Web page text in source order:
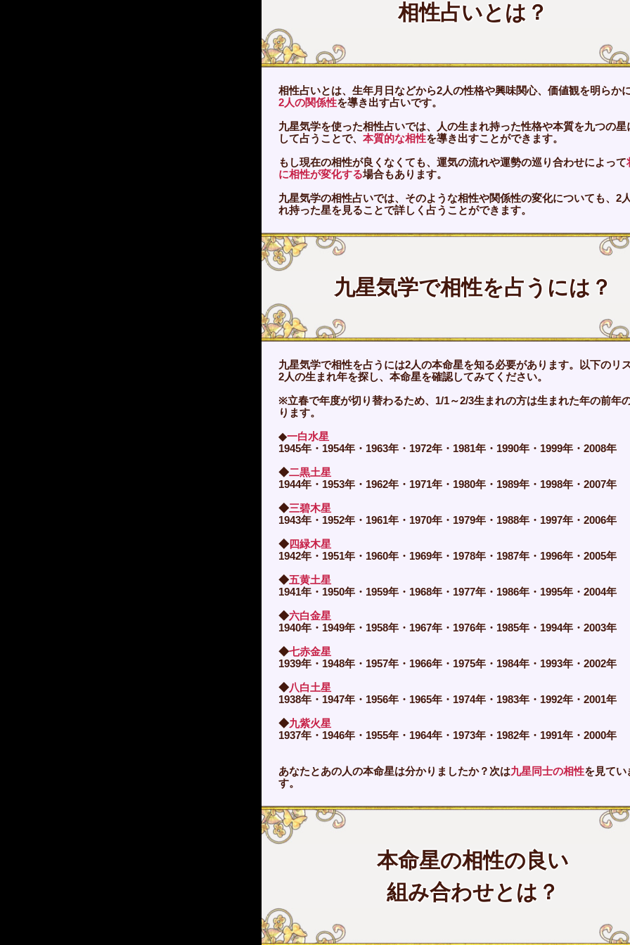
相性占いとは？
相性占いとは、生年月日などから2人の性格や興味関心、価値観を明らか
2人の関係性を導き出す占いです。
九星気学を使った相性占いでは、人の生まれ持った性格や本質を九つの星
して占うことで、 本質的な相性を導き出すことができます。
もし現在の相性が良くなくても、運気の流れや運勢の巡り合わせによって
に相性が変化する場合もあります。
九星気学の相性占いでは、そのような相性や関係性の変化についても、2
れ持った星を見ることで詳しく占うことができます。
九星気学で相性を占うには？
九星気学で相性を占うには2人の本命星を知る必要があります。以下のリ
2人の生まれ年を探し、本命星を確認してみてください。
※立春で年度が切り替わるため、1/1～2/3生まれの方は生まれた年の前年
ります。
◆一白水星
1945年・1954年・1963年・1972年・1981年・1990年・1999年・2008年
◆二黒土星
1944年・1953年・1962年・1971年・1980年・1989年・1998年・2007年
◆三碧木星
1943年・1952年・1961年・1970年・1979年・1988年・1997年・2006年
◆四緑木星
1942年・1951年・1960年・1969年・1978年・1987年・1996年・2005年
◆五黄土星
1941年・1950年・1959年・1968年・1977年・1986年・1995年・2004年
◆六白金星
1940年・1949年・1958年・1967年・1976年・1985年・1994年・2003年
◆七赤金星
1939年・1948年・1957年・1966年・1975年・1984年・1993年・2002年
◆八白土星
1938年・1947年・1956年・1965年・1974年・1983年・1992年・2001年
◆九紫火星
1937年・1946年・1955年・1964年・1973年・1982年・1991年・2000年
あなたとあの人の本命星は分かりましたか？次は九星同士の相性を見てい
す。
本命星の相性の良い
組み合わせとは？